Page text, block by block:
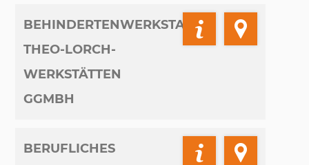
BEHINDERTENWERKSTATT
THEO-LORCH-
WERKSTÄTTEN
GGMBH
BERUFLICHES